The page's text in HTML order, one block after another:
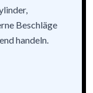
Beschläge
handeln.